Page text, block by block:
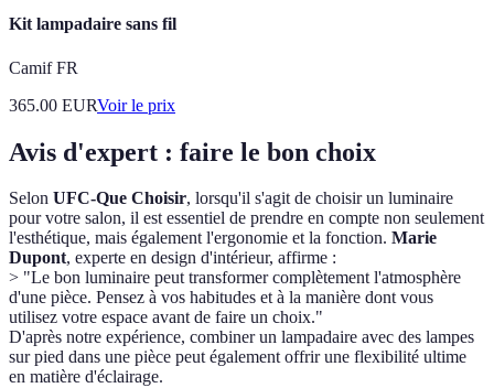
Kit lampadaire sans fil
Camif FR
365.00 EURVoir le prix
Avis d'expert : faire le bon choix
Selon UFC-Que Choisir, lorsqu'il s'agit de choisir un luminaire
pour votre salon, il est essentiel de prendre en compte non seulement
l'esthétique, mais également l'ergonomie et la fonction. Marie
Dupont, experte en design d'intérieur, affirme :
> "Le bon luminaire peut transformer complètement l'atmosphère
d'une pièce. Pensez à vos habitudes et à la manière dont vous
utilisez votre espace avant de faire un choix."
D'après notre expérience, combiner un lampadaire avec des lampes
sur pied dans une pièce peut également offrir une flexibilité ultime
en matière d'éclairage.